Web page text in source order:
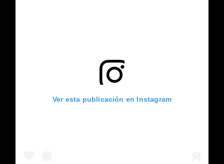
Ver esta publicación en Instagram